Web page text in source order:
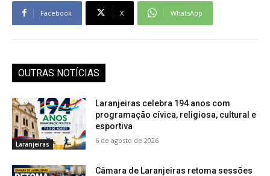
Facebook X WhatsApp
OUTRAS NOTÍCIAS
Laranjeiras
Laranjeiras celebra 194 anos com
programação cívica, religiosa, cultural e
esportiva
6 de agosto de 2026
Câmara de Laranjeiras retoma sessões